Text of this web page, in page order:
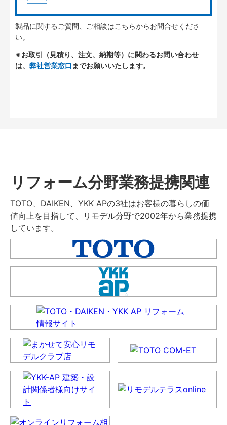
製品に関するご質問、ご相談はこちらからお問合せくださ
い。
※お取引（見積り、注文、納期等）に関わるお問い合わせ
は、 弊社営業窓口 までお願いいたします。
リフォーム分野業務提携関連
TOTO、DAIKEN、YKK APの3社はお客様の暮らしの価
値向上を目指して、リモデル分野で2002年から業務提携
しています。